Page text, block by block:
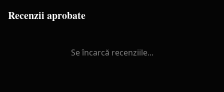
Recenzii aprobate
Se încarcă recenziile...